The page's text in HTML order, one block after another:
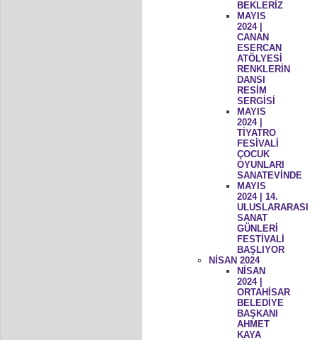
BEKLERİZ
MAYIS
2024 |
CANAN
ESERCAN
ATÖLYESİ
RENKLERİN
DANSI
RESİM
SERGİSİ
MAYIS
2024 |
TİYATRO
FESİVALİ
ÇOCUK
OYUNLARI
SANATEVİNDE
MAYIS
2024 | 14.
ULUSLARARASI
SANAT
GÜNLERİ
FESTİVALİ
BAŞLIYOR
NİSAN 2024
NİSAN
2024 |
ORTAHİSAR
BELEDİYE
BAŞKANI
AHMET
KAYA